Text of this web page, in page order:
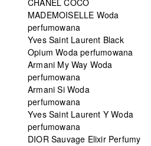
MADEMOISELLE Woda
perfumowana
Yves Saint Laurent Black
Opium Woda perfumowana
Armani My Way Woda
perfumowana
Armani Si Woda
perfumowana
Yves Saint Laurent Y Woda
perfumowana
DIOR Sauvage Elixir Perfumy